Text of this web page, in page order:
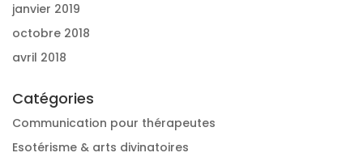
janvier 2019
octobre 2018
avril 2018
Catégories
Communication pour thérapeutes
Esotérisme & arts divinatoires